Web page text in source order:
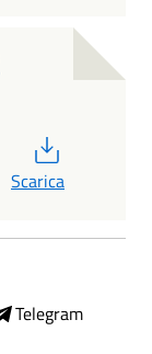
Scarica
Telegram